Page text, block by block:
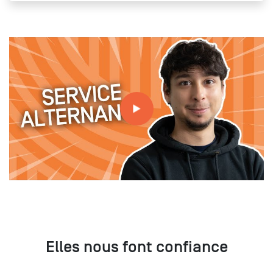
Tout savoir sur le service alternance à MBA ESG avec
Pierre
Elles nous font confiance